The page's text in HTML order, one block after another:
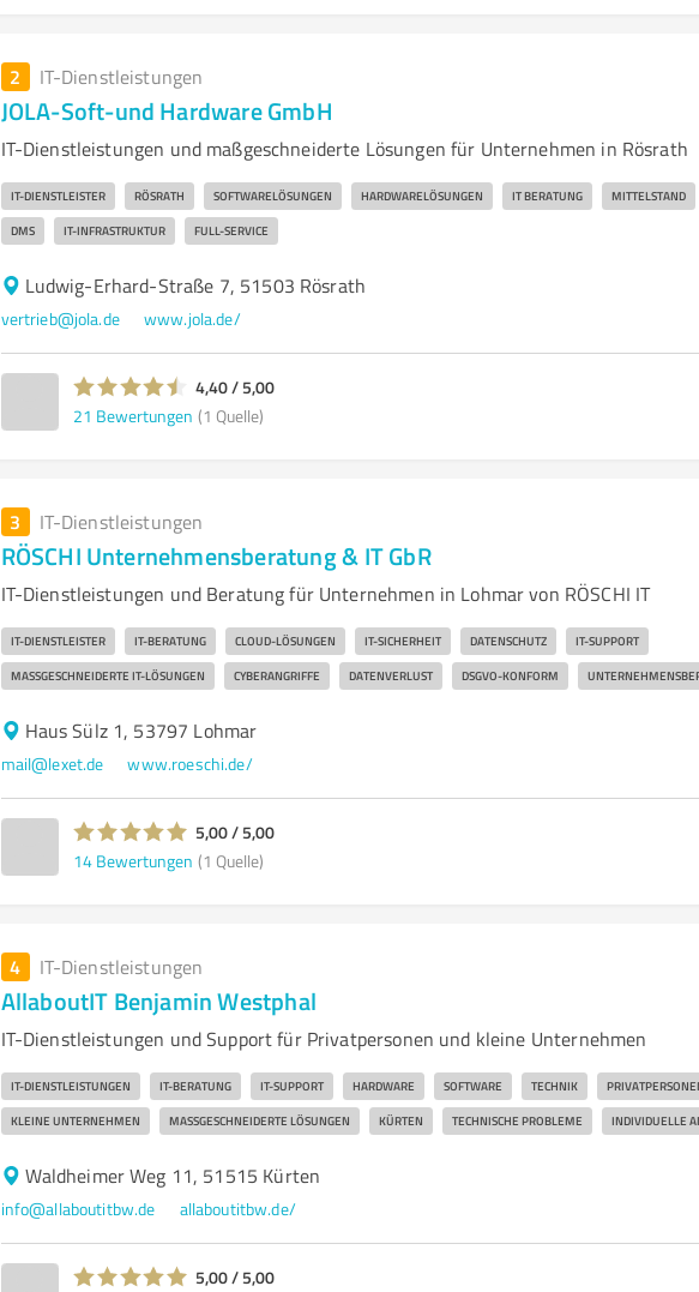
2 IT-Dienstleistungen
JOLA-Soft-und Hardware GmbH
IT-Dienstleistungen und maßgeschneiderte Lösungen für Unternehmen in Rösrath
IT-DIENSTLEISTER RÖSRATH SOFTWARELÖSUNGEN HARDWARELÖSUNGEN IT BERATUNG MITTELSTAND
DMS IT-INFRASTRUKTUR FULL-SERVICE
Ludwig-Erhard-Straße 7, 51503 Rösrath
vertrieb@jola.de www.jola.de/
4,40 / 5,00
21 Bewertungen (1 Quelle)
3 IT-Dienstleistungen
RÖSCHI Unternehmensberatung & IT GbR
IT-Dienstleistungen und Beratung für Unternehmen in Lohmar von RÖSCHI IT
IT-DIENSTLEISTER IT-BERATUNG CLOUD-LÖSUNGEN IT-SICHERHEIT DATENSCHUTZ IT-SUPPORT
MASSGESCHNEIDERTE IT-LÖSUNGEN CYBERANGRIFFE DATENVERLUST DSGVO-KONFORM
Haus Sülz 1, 53797 Lohmar
mail@lexet.de www.roeschi.de/
5,00 / 5,00
14 Bewertungen (1 Quelle)
4 IT-Dienstleistungen
AllaboutIT Benjamin Westphal
IT-Dienstleistungen und Support für Privatpersonen und kleine Unternehmen
IT-DIENSTLEISTUNGEN IT-BERATUNG IT-SUPPORT HARDWARE SOFTWARE TECHNIK
KLEINE UNTERNEHMEN MASSGESCHNEIDERTE LÖSUNGEN KÜRTEN TECHNISCHE PROBLEME INDIVIDUELLE
Waldheimer Weg 11, 51515 Kürten
info@allaboutitbw.de allaboutitbw.de/
5,00 / 5,00